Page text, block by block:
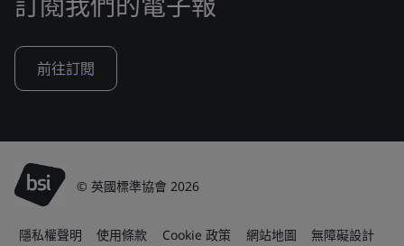
前往訂閱
© 英國標準協會 2026
隱私權聲明 使用條款 Cookie 政策 網站地圖 無障礙設計